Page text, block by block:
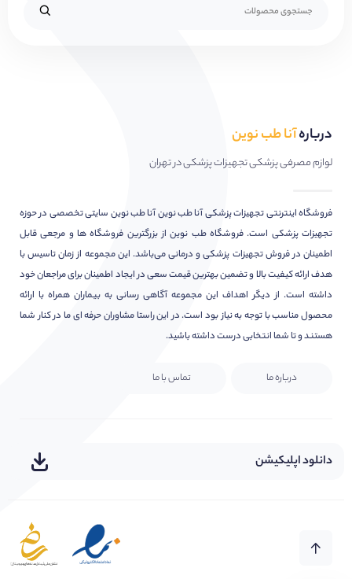
دربارهآنا طب نوین
لوازم مصرفی پزشکی تجهیزات پزشکی در تهران
فروشگاه اینترنتی تجهیزات پزشکی آنا طب نوین آنا طب نوین سایتی تخصصی در حوزه
تجهیزات پزشکی است. فروشگاه طب نوین از بزرگترین فروشگاه ها و مرجعی قابل
اطمینان در فروش تجهیزات پزشکی و درمانی می‌باشد. این مجموعه از زمان تاسیس با
هدف ارائه کیفیت بالا و تضمین بهترین قیمت سعی در ایجاد اطمینان برای مراجعان خود
داشته است. از دیگر اهداف این مجموعه آگاهی رسانی به بیماران همراه با ارائه
محصول مناسب با توجه به نیاز بود است. در این راستا مشاوران حرفه ای ما در کنار شما
هستند و تا شما انتخابی درست داشته باشید.
درباره ما تماس با ما
دانلود اپلیکیشن